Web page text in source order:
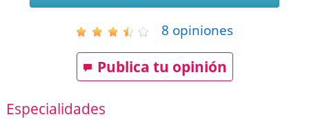
8 opiniones
Publica tu opinión
Especialidades